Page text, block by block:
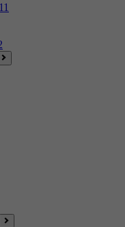
11